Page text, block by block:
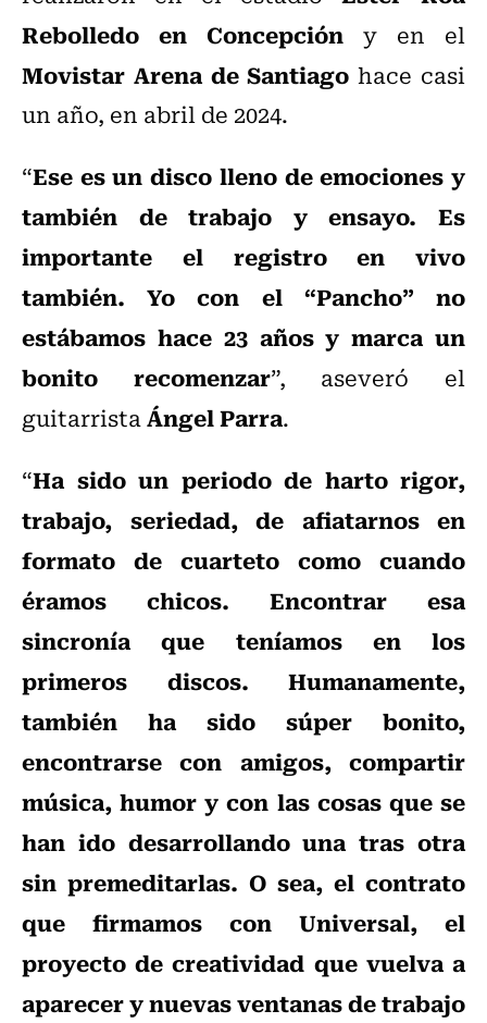
Rebolledo en Concepción y en el
Movistar Arena de Santiago hace casi
un año, en abril de 2024.
“Ese es un disco lleno de emociones y
también de trabajo y ensayo. Es
importante el registro en vivo
también. Yo con el “Pancho” no
estábamos hace 23 años y marca un
bonito recomenzar”, aseveró el
guitarristaÁngel Parra.
“Ha sido un periodo de harto rigor,
trabajo, seriedad, de afiatarnos en
formato de cuarteto como cuando
éramos chicos. Encontrar esa
sincronía que teníamos en los
primeros discos. Humanamente,
también ha sido súper bonito,
encontrarse con amigos, compartir
música, humor y con las cosas que se
han ido desarrollando una tras otra
sin premeditarlas. O sea, el contrato
que firmamos con Universal, el
proyecto de creatividad que vuelva a
aparecer y nuevas ventanas de trabajo